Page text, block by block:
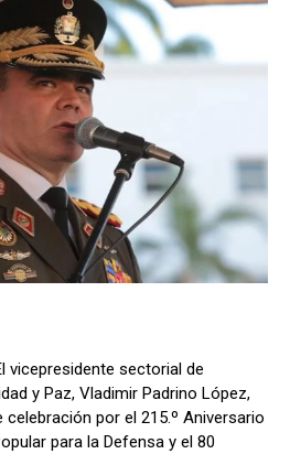
vicepresidente sectorial de
y Paz, Vladimir Padrino López,
por el 215.º Aniversario
para la Defensa y el 80